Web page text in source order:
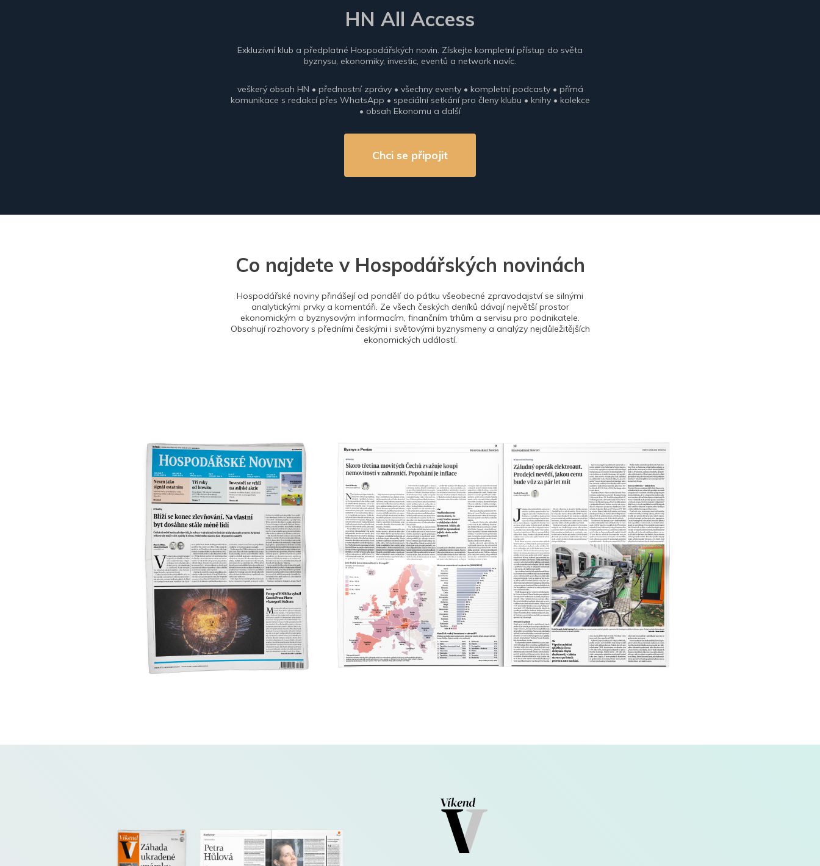
HN All Access
Exkluzivní klub a předplatné Hospodářských novin. Získejte kompletní přístup do světa
byznysu, ekonomiky, investic, eventů a network navíc.
veškerý obsah HN • přednostní zprávy • všechny eventy • kompletní podcasty • přímá
komunikace s redakcí přes WhatsApp • speciální setkání pro členy klubu • knihy • kolekce
• obsah Ekonomu a další
Chci se připojit
Co najdete v Hospodářských novinách
Hospodářské noviny přinášejí od pondělí do pátku všeobecné zpravodajství se silnými
analytickými prvky a komentáři. Ze všech českých deníků dávají největší prostor
ekonomickým a byznysovým informacím, finančním trhům a servisu pro podnikatele.
Obsahují rozhovory s předními českými i světovými byznysmeny a analýzy nejdůležitějších
ekonomických událostí.